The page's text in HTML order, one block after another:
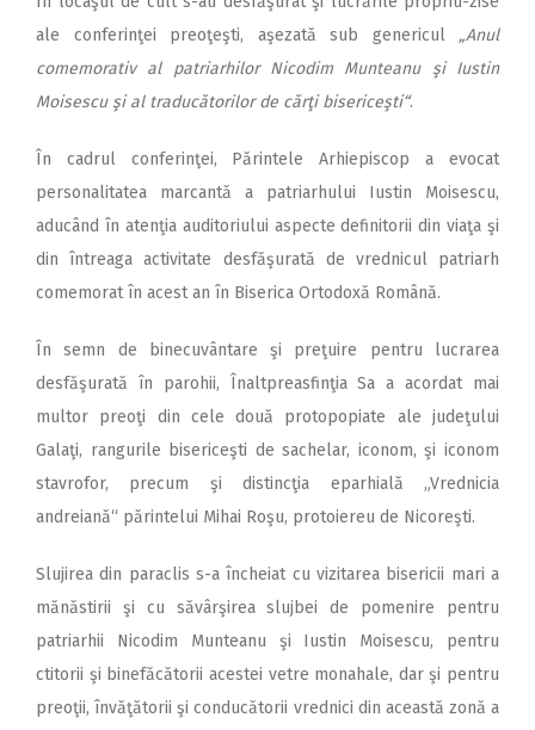
ale conferinţei preoţeşti, aşezată sub genericul „Anul
comemorativ al patriarhilor Nicodim Munteanu şi Iustin
Moisescu şi al traducătorilor de cărţi bisericeşti“.
În cadrul conferinţei, Părintele Arhiepiscop a evocat
personalitatea marcantă a patriarhului Iustin Moisescu,
aducând în atenţia auditoriului aspecte definitorii din viaţa şi
din întreaga activitate desfăşurată de vrednicul patriarh
comemorat în acest an în Biserica Ortodoxă Română.
În semn de binecuvântare şi preţuire pentru lucrarea
desfăşurată în parohii, Înaltpreasfinţia Sa a acordat mai
multor preoţi din cele două protopopiate ale judeţului
Galaţi, rangurile bisericeşti de sachelar, iconom, şi iconom
stavrofor, precum şi distincţia eparhială „Vrednicia
andreiană“ părintelui Mihai Roşu, protoiereu de Nicoreşti.
Slujirea din paraclis s-a încheiat cu vizitarea bisericii mari a
mănăstirii şi cu săvârşirea slujbei de pomenire pentru
patriarhii Nicodim Munteanu şi Iustin Moisescu, pentru
ctitorii şi binefăcătorii acestei vetre monahale, dar şi pentru
preoţii, învăţătorii şi conducătorii vrednici din această zonă a